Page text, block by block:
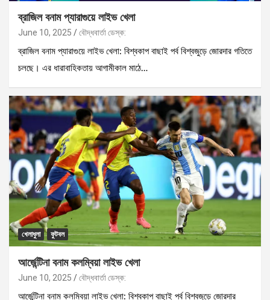
ব্রাজিল বনাম প্যারাগুয়ে লাইভ খেলা
June 10, 2025 বৌদ্ধবার্তা ডেস্ক:
ব্রাজিল বনাম প্যারাগুয়ে লাইভ খেলা: বিশ্বকাপ বাছাই পর্ব বিশ্বজুড়ে জোরদার গতিতে
চলছে। এর ধারাবাহিকতায় আগামীকাল মাঠে…
খেলাধুলা ফুটবল
আর্জেন্টিনা বনাম কলম্বিয়া লাইভ খেলা
June 10, 2025 বৌদ্ধবার্তা ডেস্ক:
আর্জেন্টিনা বনাম কলম্বিয়া লাইভ খেলা: বিশ্বকাপ বাছাই পর্ব বিশ্বজুড়ে জোরদার